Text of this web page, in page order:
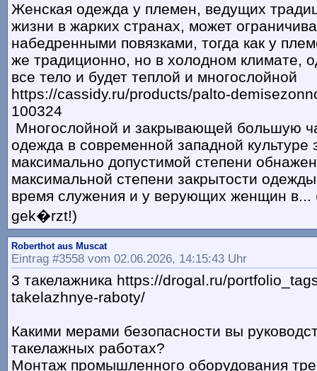
Женская одежда у племен, ведущих
жизни в жарких странах, может
набедренными повязками, тогда как у
же традиционно, но в холодном климате,
все тело и будет теплой и многослойной
https://cassidy.ru/products/palto-
100324
Многослойной и закрывающей большую
одежда в современной западной культуре
максимально допустимой степени
максимальной степени закрытости
время служения и у верующих женщин в...
gek�rzt!)
Roberthot aus Muscat
Eintrag #3558 vom 02.06.2026, 14:15:43 Uhr
3 такелажника https://drogal.ru/
takelazhnye-raboty/
Какими мерами безопасности вы
такелажных работах?
Монтаж промышленного оборудования